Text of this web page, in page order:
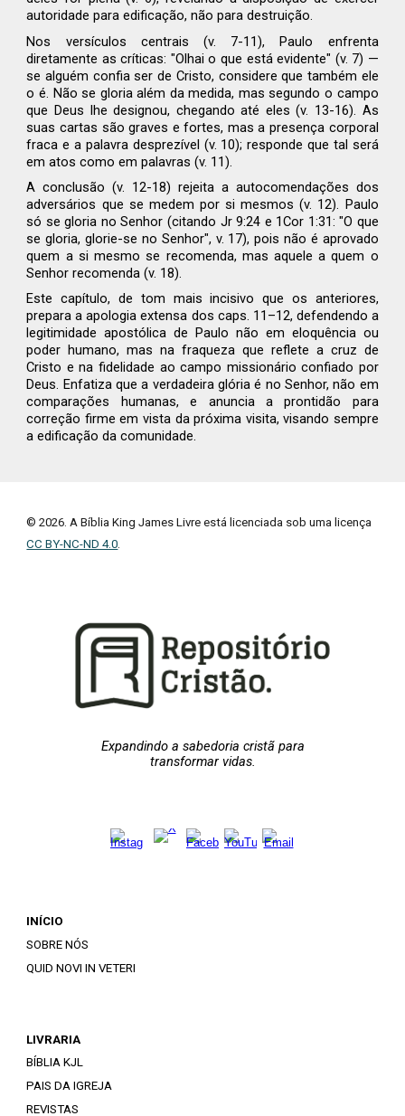
autoridade para edificação, não para destruição.
Nos versículos centrais (v. 7-11), Paulo enfrenta
diretamente as críticas: "Olhai o que está evidente" (v. 7) —
se alguém confia ser de Cristo, considere que também ele
o é. Não se gloria além da medida, mas segundo o campo
que Deus lhe designou, chegando até eles (v. 13-16). As
suas cartas são graves e fortes, mas a presença corporal
fraca e a palavra desprezível (v. 10); responde que tal será
em atos como em palavras (v. 11).
A conclusão (v. 12-18) rejeita a autocomendações dos
adversários que se medem por si mesmos (v. 12). Paulo
só se gloria no Senhor (citando Jr 9:24 e 1Cor 1:31: "O que
se gloria, glorie-se no Senhor", v. 17), pois não é aprovado
quem a si mesmo se recomenda, mas aquele a quem o
Senhor recomenda (v. 18).
Este capítulo, de tom mais incisivo que os anteriores,
prepara a apologia extensa dos caps. 11–12, defendendo a
legitimidade apostólica de Paulo não em eloquência ou
poder humano, mas na fraqueza que reflete a cruz de
Cristo e na fidelidade ao campo missionário confiado por
Deus. Enfatiza que a verdadeira glória é no Senhor, não em
comparações humanas, e anuncia a prontidão para
correção firme em vista da próxima visita, visando sempre
a edificação da comunidade.
© 2026. A Bíblia King James Livre está licenciada sob uma licença
CC BY-NC-ND 4.0.
Expandindo a sabedoria cristã para
transformar vidas.
INÍCIO
SOBRE NÓS
QUID NOVI IN VETERI
LIVRARIA
BÍBLIA KJL
PAIS DA IGREJA
REVISTAS